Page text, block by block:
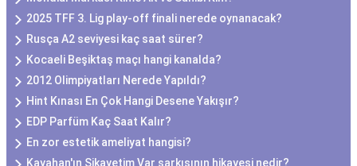
2025 TFF 3. Lig play-off finali nerede oynanacak?
Rusça A2 seviyesi kaç saat sürer?
Kocaeli Beşiktaş maçı hangi kanalda?
2012 Olimpiyatları Nerede Yapıldı?
Hint Kınası En Çok Hangi Desene Yakışır?
EDP Parfüm Kaç Saat Kalır?
En zor estetik ameliyat hangisi?
Kayahan'ın Şikayetim Var şarkısının hikayesi nedir?